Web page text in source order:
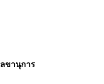
ขานุการ